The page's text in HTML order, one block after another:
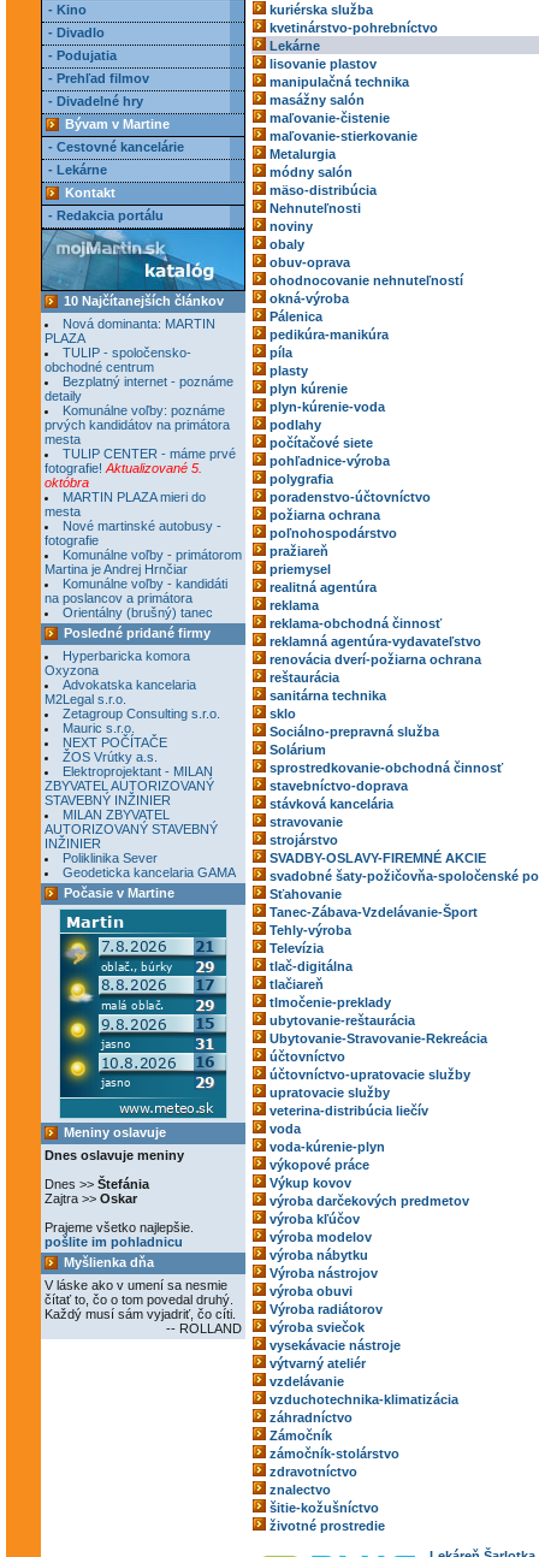
- Kino
- Divadlo
- Podujatia
- Prehľad filmov
- Divadelné hry
Bývam v Martine
- Cestovné kancelárie
- Lekárne
Kontakt
- Redakcia portálu
10 Najčítanejších článkov
Nová dominanta: MARTIN
PLAZA
TULIP - spoločensko-
obchodné centrum
Bezplatný internet - poznáme
detaily
Komunálne voľby: poznáme
prvých kandidátov na primátora
mesta
TULIP CENTER - máme prvé
fotografie! Aktualizované 5.
októbra
MARTIN PLAZA mieri do
mesta
Nové martinské autobusy -
fotografie
Komunálne voľby - primátorom
Martina je Andrej Hrnčiar
Komunálne voľby - kandidáti
na poslancov a primátora
Orientálny (brušný) tanec
Posledné pridané firmy
Hyperbaricka komora
Oxyzona
Advokatska kancelaria
M2Legal s.r.o.
Zetagroup Consulting s.r.o.
Mauric s.r.o.
NEXT POČÍTAČE
ŽOS Vrútky a.s.
Elektroprojektant - MILAN
ZBYVATEL AUTORIZOVANÝ
STAVEBNÝ INŽINIER
MILAN ZBYVATEL
AUTORIZOVANÝ STAVEBNÝ
INŽINIER
Poliklinika Sever
Geodeticka kancelaria GAMA
Počasie v Martine
Meniny oslavuje
Dnes oslavuje meniny
Dnes >> Štefánia
Zajtra >> Oskar
Prajeme všetko najlepšie.
pošlite im pohladnicu
Myšlienka dňa
V láske ako v umení sa nesmie
čítať to, čo o tom povedal druhý.
Každý musí sám vyjadriť, čo cíti.
-- ROLLAND
kuriérska služba
kvetinárstvo-pohrebníctvo
Lekárne
lisovanie plastov
manipulačná technika
masážny salón
maľovanie-čistenie
maľovanie-stierkovanie
Metalurgia
módny salón
mäso-distribúcia
Nehnuteľnosti
noviny
obaly
obuv-oprava
ohodnocovanie nehnuteľností
okná-výroba
Pálenica
pedikúra-manikúra
píla
plasty
plyn kúrenie
plyn-kúrenie-voda
podlahy
počítačové siete
pohľadnice-výroba
polygrafia
poradenstvo-účtovníctvo
požiarna ochrana
poľnohospodárstvo
pražiareň
priemysel
realitná agentúra
reklama
reklama-obchodná činnosť
reklamná agentúra-vydavateľstvo
renovácia dverí-požiarna ochrana
reštaurácia
sanitárna technika
sklo
Sociálno-prepravná služba
Solárium
sprostredkovanie-obchodná činnosť
stavebníctvo-doprava
stávková kancelária
stravovanie
strojárstvo
SVADBY-OSLAVY-FIREMNÉ AKCIE
svadobné šaty-požičovňa-spoločenské
Sťahovanie
Tanec-Zábava-Vzdelávanie-Šport
Tehly-výroba
Televízia
tlač-digitálna
tlačiareň
tlmočenie-preklady
ubytovanie-reštaurácia
Ubytovanie-Stravovanie-Rekreácia
účtovníctvo
účtovníctvo-upratovacie služby
upratovacie služby
veterina-distribúcia liečív
voda
voda-kúrenie-plyn
výkopové práce
Výkup kovov
výroba darčekových predmetov
výroba kľúčov
výroba modelov
výroba nábytku
Výroba nástrojov
výroba obuvi
Výroba radiátorov
výroba sviečok
vysekávacie nástroje
výtvarný ateliér
vzdelávanie
vzduchotechnika-klimatizácia
záhradníctvo
Zámočník
zámočník-stolárstvo
zdravotníctvo
znalectvo
šitie-kožušníctvo
životné prostredie